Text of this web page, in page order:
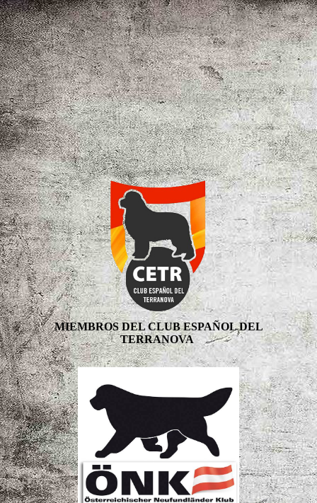
MIEMBROS DEL CLUB ESPAÑOL DEL
TERRANOVA